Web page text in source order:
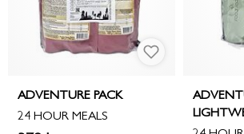
ADVENTURE PACK
24 HOUR MEALS